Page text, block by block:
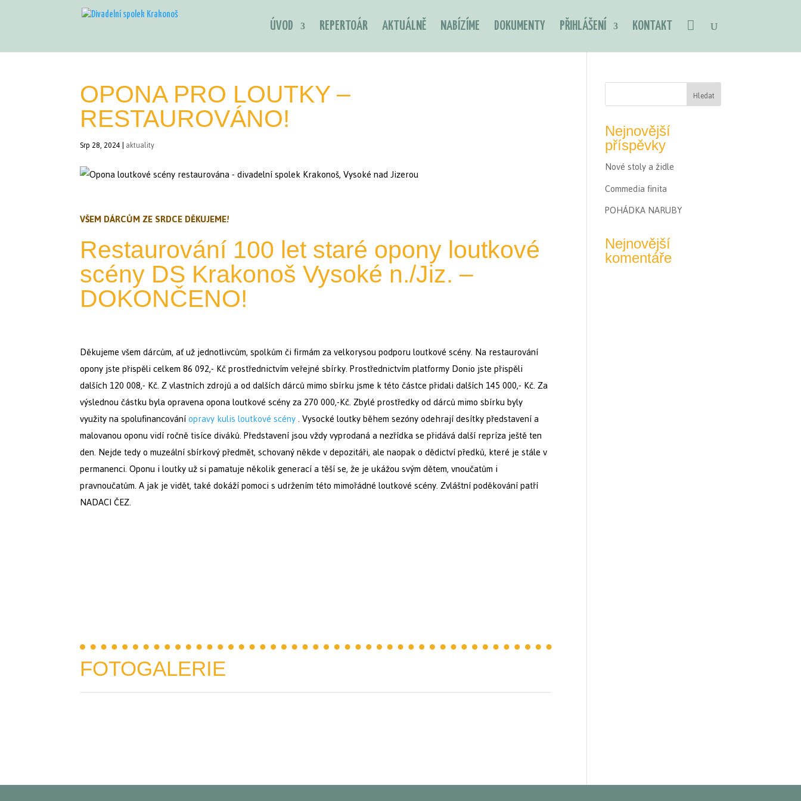
ÚVOD REPERTOÁR AKTUÁLNĚ NABÍZÍME DOKUMENTY PŘIHLÁŠENÍ KONTAKT
OPONA PRO LOUTKY –
RESTAUROVÁNO!
Srp 28, 2024| aktuality
VŠEM DÁRCŮM ZE SRDCE DĚKUJEME!
Restaurování 100 let staré opony loutkové
scény DS Krakonoš Vysoké n./Jiz. –
DOKONČENO!
Děkujeme všem dárcům, ať už jednotlivcům, spolkům či firmám za velkorysou podporu loutkové scény. Na restaurování
opony jste přispěli celkem 86 092,- Kč prostřednictvím veřejné sbírky. Prostřednictvím platformy Donio jste přispěli
dalších 120 008,- Kč. Z vlastních zdrojů a od dalších dárců mimo sbírku jsme k této částce přidali dalších 145 000,- Kč. Za
výslednou částku byla opravena opona loutkové scény za 270 000,-Kč. Zbylé prostředky od dárců mimo sbírku byly
využity na spolufinancováníopravy kulis loutkové scény. Vysocké loutky během sezóny odehrají desítky představení a
malovanou oponu vidí ročně tisíce diváků. Představení jsou vždy vyprodaná a nezřídka se přidává další repríza ještě ten
den. Nejde tedy o muzeální sbírkový předmět, schovaný někde v depozitáři, ale naopak o dědictví předků, které je stále v
permanenci. Oponu i loutky už si pamatuje několik generací a těší se, že je ukážou svým dětem, vnoučatům i
pravnoučatům. A jak je vidět, také dokáží pomoci s udržením této mimořádné loutkové scény. Zvláštní poděkování patří
NADACI ČEZ.
FOTOGALERIE
Nejnovější
příspěvky
Nové stoly a židle
Commedia finita
POHÁDKA NARUBY
Nejnovější
komentáře